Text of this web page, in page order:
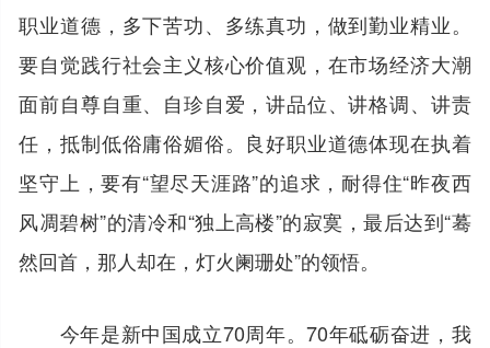
职业道德，多下苦功、多练真功，做到勤业精业。
要自觉践行社会主义核心价值观，在市场经济大潮
面前自尊自重、自珍自爱，讲品位、讲格调、讲责
任，抵制低俗庸俗媚俗。良好职业道德体现在执着
坚守上，要有“望尽天涯路”的追求，耐得住“昨夜西
风凋碧树”的清冷和“独上高楼”的寂寞，最后达到“蓦
然回首，那人却在，灯火阑珊处”的领悟。
今年是新中国成立70周年。70年砥砺奋进，我